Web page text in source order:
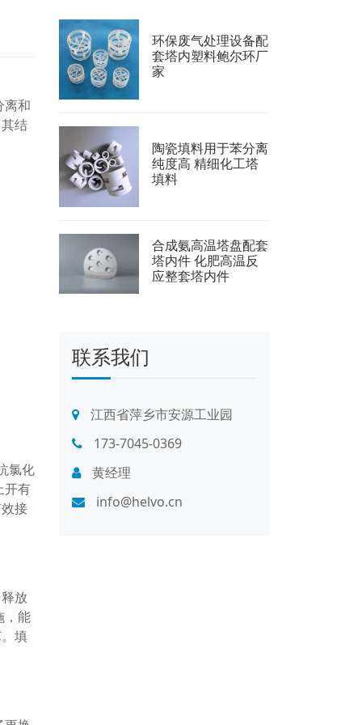
离和
结
氯化
开有
接
放
，能
填
环保废气处理设备配
套塔内塑料鲍尔环厂
家
陶瓷填料用于苯分离
纯度高 精细化工塔
填料
合成氨高温塔盘配套
塔内件 化肥高温反
应整套塔内件
联系我们
江西省萍乡市安源工业园
173-7045-0369
黄经理
info@helvo.cn